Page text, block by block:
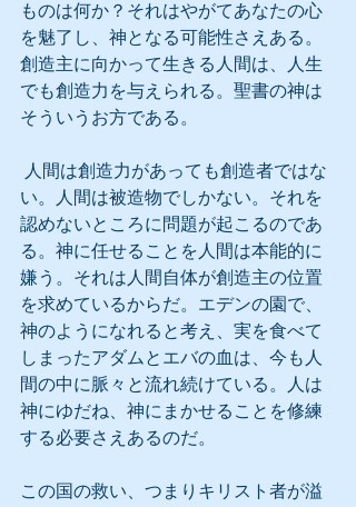
ものは何か？それはやがてあなたの心
を魅了し、神となる可能性さえある。
創造主に向かって生きる人間は、人生
でも創造力を与えられる。聖書の神は
そういうお方である。
い。人間は被造物でしかない。それを
認めないところに問題が起こるのであ
る。神に任せることを人間は本能的に
嫌う。それは人間自体が創造主の位置
を求めているからだ。エデンの園で、
神のようになれると考え、実を食べて
しまったアダムとエバの血は、今も人
間の中に脈々と流れ続けている。人は
神にゆだね、神にまかせることを修練
する必要さえあるのだ。
この国の救い、つまりキリスト者が溢